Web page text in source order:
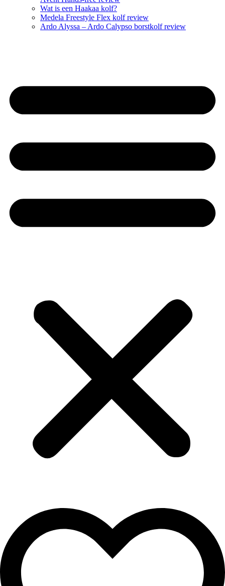
Wat is een Haakaa kolf?
Medela Freestyle Flex kolf review
Ardo Alyssa – Ardo Calypso borstkolf review